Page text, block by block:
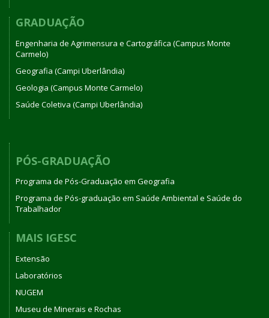
GRADUAÇÃO
Engenharia de Agrimensura e Cartográfica (Campus Monte
Carmelo)
Geografia (Campi Uberlândia)
Geologia (Campus Monte Carmelo)
Saúde Coletiva (Campi Uberlândia)
PÓS-GRADUAÇÃO
Programa de Pós-Graduação em Geografia
Programa de Pós-graduação em Saúde Ambiental e Saúde do
Trabalhador
MAIS IGESC
Extensão
Laboratórios
NUGEM
Museu de Minerais e Rochas